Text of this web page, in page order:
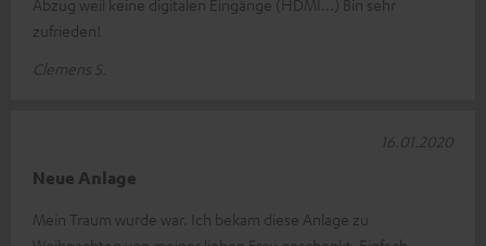
Abzug weil keine digitalen Eingänge (HDMI...) Bin sehr
zufrieden!
Clemens S.
Neue Anlage
Mein Traum wurde war. Ich bekam diese Anlage zu
16.01.2020